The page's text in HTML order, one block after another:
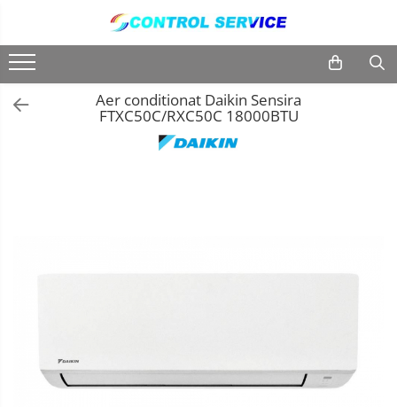
Centrale termice
Aer Conditionat
Kit-uri aer conditionat
Aer conditionat Daikin Sensira
FTXC50C/RXC50C 18000BTU